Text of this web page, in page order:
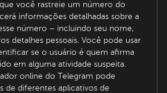
você rastreie um número do
informações detalhadas sobre a
número – incluindo seu nome,
detalhes pessoais. Você pode usar
se o usuário é quem afirma
em alguma atividade suspeita.
online do Telegram pode
de diferentes aplicativos de